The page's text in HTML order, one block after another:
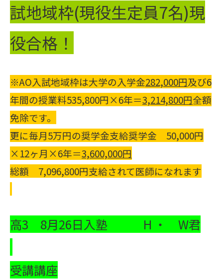
試地域枠(現役生定員7名)現
役合格！
※AO入試地域枠は大学の入学金282,000円及び6
年間の授業料535,800円×6年＝3,214,800円全額
免除です。
更に毎月5万円の奨学金支給奨学金 50,000円
×12ヶ月×6年＝3,600,000円
総額 7,096,800円支給されて医師になれます
高3 8月26日入塾 H ・ W君
受講講座